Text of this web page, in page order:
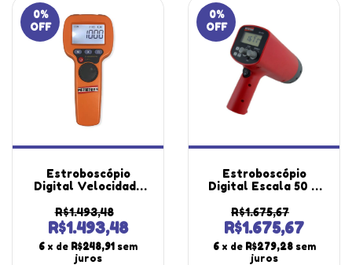
0%
OFF
Estroboscópio
Digital Velocidade
99999 Rpm
Iluminação Led Alto
Brilho St-800
Portátil Instrutherm
R$1.493,48
R$1.493,48
6 x de R$248,91 sem
juros
0%
OFF
Estroboscópio
Digital Escala 50 A
Medição Ajuste
Grosso Fino 220V
St-710 Portátil
Instrutherm
R$1.675,67
R$1.675,67
6 x de R$279,28 sem
juros